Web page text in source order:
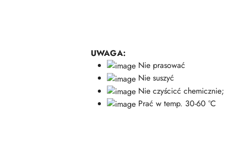
UWAGA:
Nie prasować
Nie suszyć
Nie czyścicć
Prać w temp. 30-60 °C